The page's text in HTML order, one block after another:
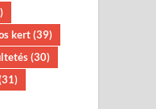
kert(39)
(30)